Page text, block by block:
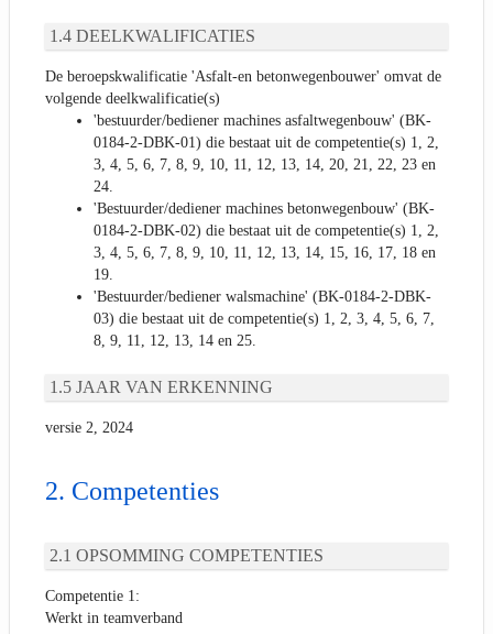
DEELKWALIFICATIES
De beroepskwalificatie 'Asfalt-en betonwegenbouwer' omvat de
volgende deelkwalificatie(s)
'bestuurder/bediener machines asfaltwegenbouw' (BK-
0184-2-DBK-01) die bestaat uit de competentie(s) 1, 2,
3, 4, 5, 6, 7, 8, 9, 10, 11, 12, 13, 14, 20, 21, 22, 23 en
24.
'Bestuurder/dediener machines betonwegenbouw' (BK-
0184-2-DBK-02) die bestaat uit de competentie(s) 1, 2,
3, 4, 5, 6, 7, 8, 9, 10, 11, 12, 13, 14, 15, 16, 17, 18 en
19.
'Bestuurder/bediener walsmachine' (BK-0184-2-DBK-
03) die bestaat uit de competentie(s) 1, 2, 3, 4, 5, 6, 7,
8, 9, 11, 12, 13, 14 en 25.
JAAR VAN ERKENNING
versie 2, 2024
Competenties
OPSOMMING COMPETENTIES
Competentie 1:
Werkt in teamverband